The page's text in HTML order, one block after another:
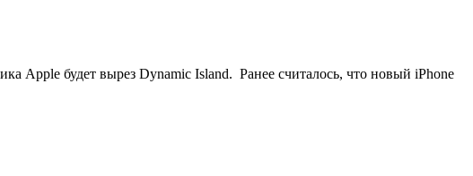
Apple будет вырез Dynamic Island. Ранее считалось, что новый iPhone